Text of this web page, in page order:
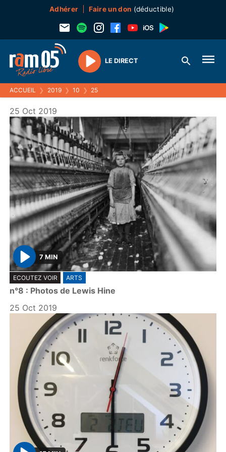
Adhérer Faire un don (déductible)
Play
LE DIRECT
ACCUEIL ❯ 2019 ❯ 10 ❯ 25
25 Oct 2019
P
l
a
y
7 MIN
ECOUTEZ VOIR ARTS
n°8 : Photos de Lewis Hine
25 Oct 2019